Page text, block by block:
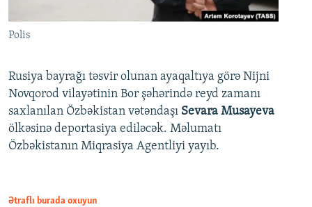
Polis
Rusiya bayrağı təsvir olunan ayaqaltıya görə Nijni
Novqorod vilayətinin Bor şəhərində reyd zamanı
saxlanılan Özbəkistan vətəndaşı Sevara Musayeva
ölkəsinə deportasiya ediləcək. Məlumatı
Özbəkistanın Miqrasiya Agentliyi yayıb.
Ətraflı burada oxuyun